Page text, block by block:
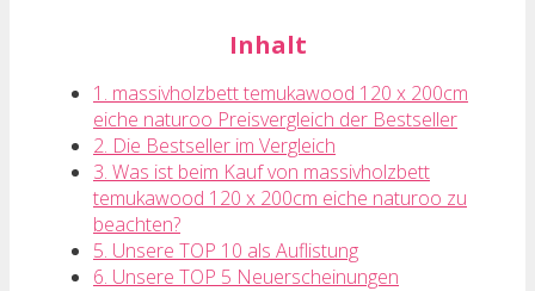
Inhalt
1. massivholzbett temukawood 120 x 200cm
eiche naturoo Preisvergleich der Bestseller
2. Die Bestseller im Vergleich
3. Was ist beim Kauf von massivholzbett
temukawood 120 x 200cm eiche naturoo zu
beachten?
5. Unsere TOP 10 als Auflistung
6. Unsere TOP 5 Neuerscheinungen